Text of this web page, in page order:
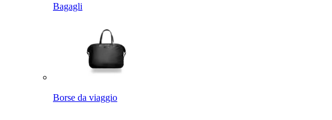
Bagagli
Borse da viaggio